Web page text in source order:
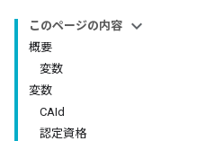
このページの内容
概要
変数
変数
CAId
認定資格